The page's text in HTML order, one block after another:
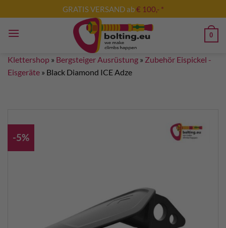
Inhalt
springen
GRATIS VERSAND ab€ 100,- *
0
Klettershop » Bergsteiger Ausrüstung » Zubehör Eispickel -
Eisgeräte » Black Diamond ICE Adze
-5%